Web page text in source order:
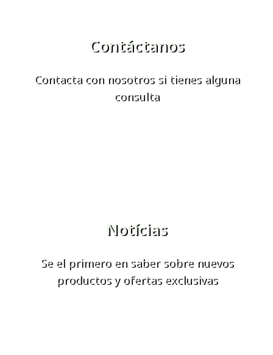
Contáctanos
Contacta con nosotros si tienes alguna
consulta
Notícias
Se el primero en saber sobre nuevos
productos y ofertas exclusivas